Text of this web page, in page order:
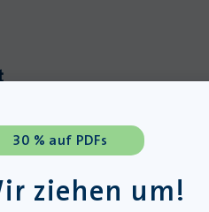
30 % auf PDFs
ziehen um!